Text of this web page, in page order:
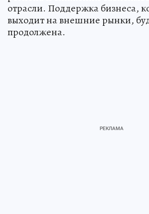
отрасли. Поддержка бизнеса,
выходит на внешние рынки,
продолжена.